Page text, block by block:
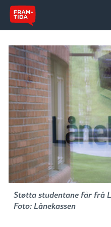
Støtta studentane får frå
Foto: Lånekassen